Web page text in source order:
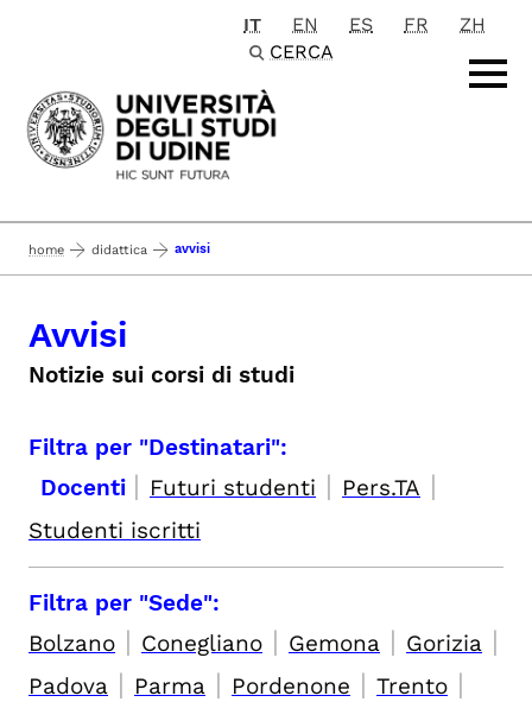
Passa al contenuto principale
IT EN ES FR
ZH
CERCA
home didattica avvisi
Avvisi
Notizie sui corsi di studi
Filtra per "Destinatari":
Docenti | Futuri studenti | Pers.TA |
Studenti iscritti
Filtra per "Sede":
Bolzano | Conegliano | Gemona | Gorizia |
Padova | Parma | Pordenone | Trento |